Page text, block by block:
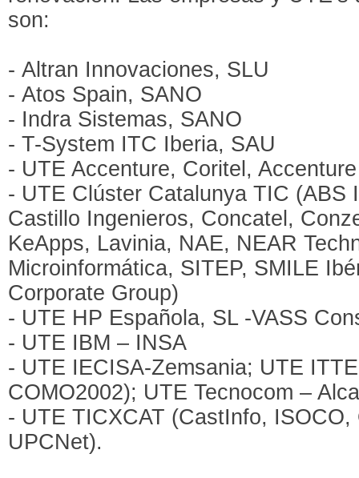
son:
- Altran Innovaciones, SLU
- Atos Spain, SANO
- Indra Sistemas, SANO
- T-System ITC Iberia, SAU
- UTE Accenture, Coritel,
- UTE Clúster Catalunya TIC (ABS
Castillo Ingenieros, Concatel,
KeApps, Lavinia, NAE, NEAR
Microinformática, SITEP, SMILE
Corporate Group)
- UTE HP Española, SL -VASS
- UTE IBM – INSA
- UTE IECISA-Zemsania; UTE
COMO2002); UTE Tecnocom –
- UTE TICXCAT (CastInfo,
UPCNet).